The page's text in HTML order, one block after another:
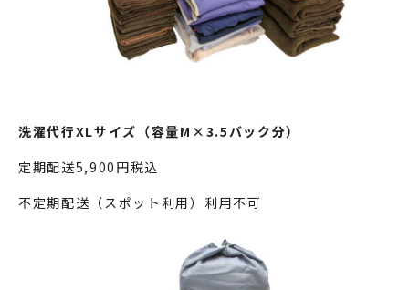
洗濯代行XLサイズ（容量M×3.5バック分）
定期配送5,900円税込
不定期配送（スポット利用）利用不可